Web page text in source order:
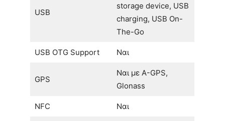
USB
storage device, USB
charging, USB On-
The-Go
USB OTG Support Ναι
GPS
Ναι με A-GPS,
Glonass
NFC Ναι